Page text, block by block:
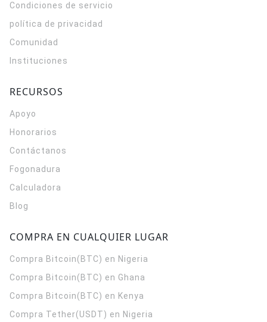
Condiciones de servicio
política de privacidad
Comunidad
Instituciones
RECURSOS
Apoyo
Honorarios
Contáctanos
Fogonadura
Calculadora
Blog
COMPRA EN CUALQUIER LUGAR
Compra Bitcoin(BTC) en Nigeria
Compra Bitcoin(BTC) en Ghana
Compra Bitcoin(BTC) en Kenya
Compra Tether(USDT) en Nigeria